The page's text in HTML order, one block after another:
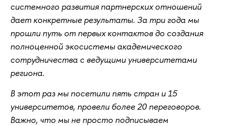
системного развития партнерских отношений
дает конкретные результаты. За три года мы
прошли путь от первых контактов до создания
полноценной экосистемы академического
сотрудничества с ведущими университетами
региона.
В этот раз мы посетили пять стран и 15
университетов, провели более 20 переговоров.
Важно, что мы не просто подписываем